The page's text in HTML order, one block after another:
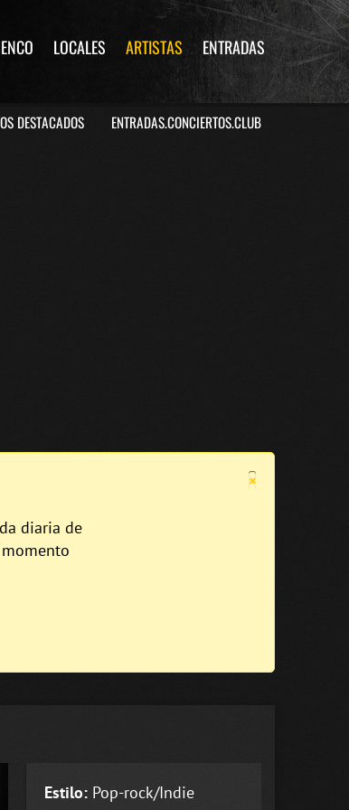
LOCALES ARTISTAS ENTRADAS
DESTACADOS ENTRADAS.CONCIERTOS.CLUB
×
diaria de
Estilo: Pop-rock/Indie